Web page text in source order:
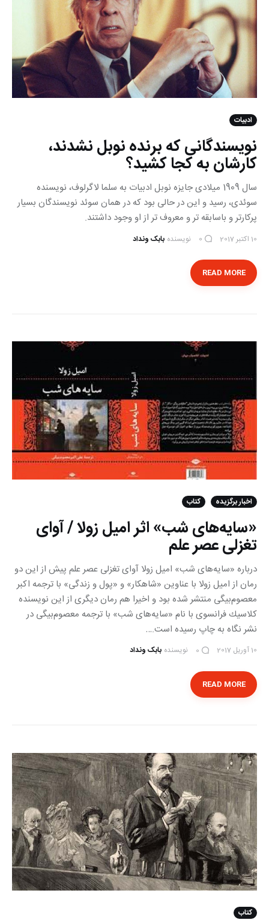
ادبیات
نویسندگانی که برنده نوبل نشدند،
کارشان به کجا کشید؟
سال 1909 میلادی جایزه نوبل ادبیات به سلما لاگرلوف، نویسنده
سوئدی، رسید و این در حالی بود که در همان سوئد نویسندگان بسیار
پرکارتر و باسابقه تر و معروف تر از او وجود داشتند.
10 اکتبر 2017 0 نویسنده بابک ونداد
READ MORE
اخبار برگزیده کتاب
«سایه‌های شب» اثر امیل زولا / آوای
تغزلی عصر علم
درباره «سایه‌های شب» امیل زولا آوای تغزلی عصر علم پیش از این دو
رمان از امیل زولا با عناوین «شاهكار» و «پول و زندگی» با ترجمه اكبر
معصوم‌بیگی منتشر شده بود و اخیرا هم رمان دیگری از این نویسنده
كلاسیك فرانسوی با نام «سایه‌های شب» با ترجمه معصوم‌بیگی در
نشر نگاه به چاپ رسیده است.…
10 آوریل 2017 0 نویسنده بابک ونداد
READ MORE
کتاب